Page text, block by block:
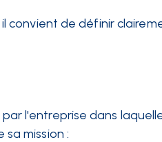
il convient de définir
l'entreprise dans
mission :